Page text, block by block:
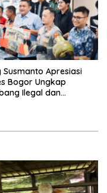
Susmanto Apresiasi
Bogor Ungkap
Ilegal dan